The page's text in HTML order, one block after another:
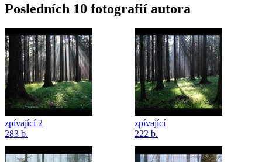
Posledních 10 fotografií autora
zpívající 2
283 b.
zpívající
222 b.